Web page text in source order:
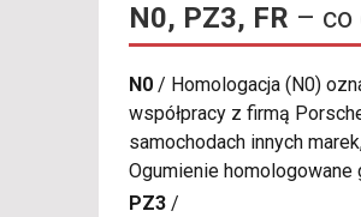
N0, PZ3, FR – co
N0 / Homologacja (N0)
współpracy z firmą
samochodach innych
Ogumienie homologowane
PZ3 /